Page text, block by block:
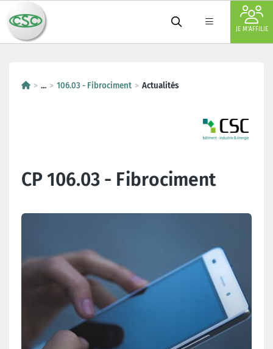
JE M'AFFILIE
... 106.03 - Fibrociment Actualités
CP 106.03 - Fibrociment
Dernières actualités